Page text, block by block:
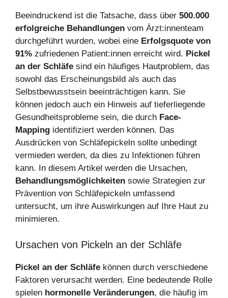
Beeindruckend ist die Tatsache, dass über 500.000
erfolgreiche Behandlungen vom Ärzt:innenteam
durchgeführt wurden, wobei eine Erfolgsquote von
91% zufriedenen Patient:innen erreicht wird. Pickel
an der Schläfe sind ein häufiges Hautproblem, das
sowohl das Erscheinungsbild als auch das
Selbstbewusstsein beeinträchtigen kann. Sie
können jedoch auch ein Hinweis auf tieferliegende
Gesundheitsprobleme sein, die durch Face-
Mapping identifiziert werden können. Das
Ausdrücken von Schläfepickeln sollte unbedingt
vermieden werden, da dies zu Infektionen führen
kann. In diesem Artikel werden die Ursachen,
Behandlungsmöglichkeiten sowie Strategien zur
Prävention von Schläfepickeln umfassend
untersucht, um ihre Auswirkungen auf Ihre Haut zu
minimieren.
Ursachen von Pickeln an der Schläfe
Pickel an der Schläfe können durch verschiedene
Faktoren verursacht werden. Eine bedeutende Rolle
spielen hormonelle Veränderungen, die häufig im